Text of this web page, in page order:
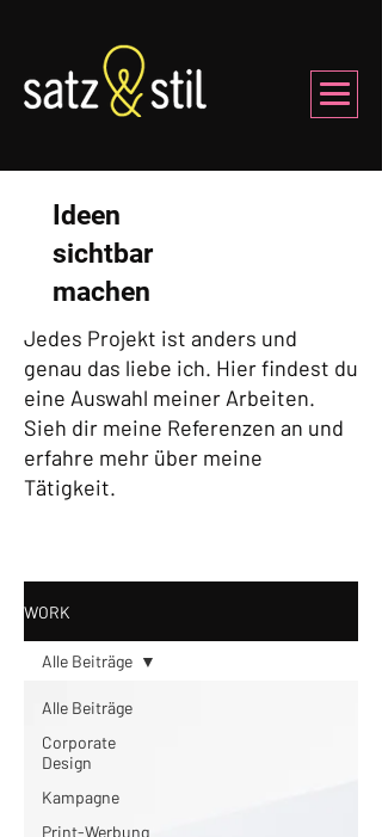
Ideen
sichtbar
machen
Jedes Projekt ist anders und
genau das liebe ich. Hier findest du
eine Auswahl meiner Arbeiten.
Sieh dir meine Referenzen an und
erfahre mehr über meine
Tätigkeit.
WORK
Alle Beiträge
Corporate
Design
Kampagne
Print-Werbung
Alle Beiträge